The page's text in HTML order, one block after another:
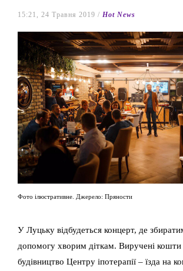
15:21, 24 Травня 2019 / Hot News
Фото ілюстративне. Джерело: Пряности
У Луцьку відбудеться концерт, де
допомогу хворим діткам. Виручені кошти
будівництво Центру іпотерапії – їзда на